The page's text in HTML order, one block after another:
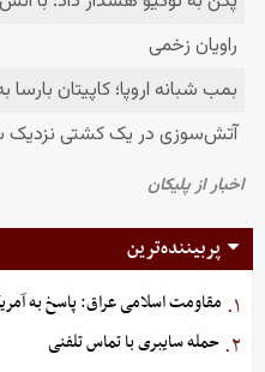
پربیننده‌ترین
۱. مقاومت اسلامی عراق: پاسخ به
۲. حمله سایبری با تماس تلفنی